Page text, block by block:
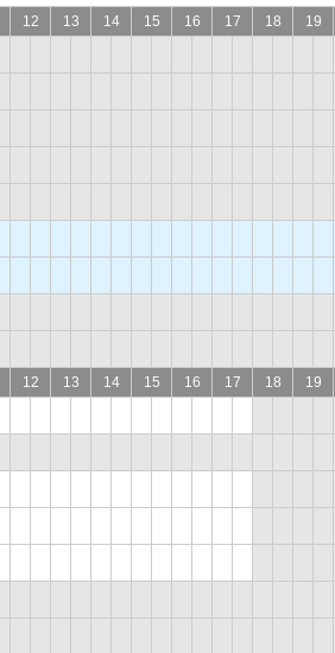
12 13 14 15 16 17 18 19
12 13 14 15 16 17 18 19